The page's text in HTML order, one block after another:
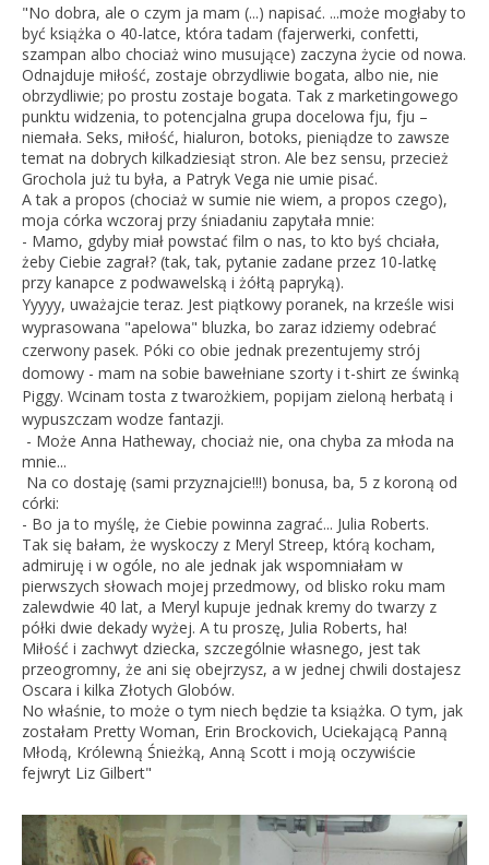
"No dobra, ale o czym ja mam (...) napisać. ...może mogłaby to
być książka o 40-latce, która tadam (fajerwerki, confetti,
szampan albo chociaż wino musujące) zaczyna życie od nowa.
Odnajduje miłość, zostaje obrzydliwie bogata, albo nie, nie
obrzydliwie; po prostu zostaje bogata. Tak z marketingowego
punktu widzenia, to potencjalna grupa docelowa fju, fju –
niemała. Seks, miłość, hialuron, botoks, pieniądze to zawsze
temat na dobrych kilkadziesiąt stron. Ale bez sensu, przecież
Grochola już tu była, a Patryk Vega nie umie pisać.
A tak a propos (chociaż w sumie nie wiem, a propos czego),
moja córka wczoraj przy śniadaniu zapytała mnie:
- Mamo, gdyby miał powstać film o nas, to kto byś chciała,
żeby Ciebie zagrał? (tak, tak, pytanie zadane przez 10-latkę
przy kanapce z podwawelską i żółtą papryką).
Yyyyy, uważajcie teraz. Jest piątkowy poranek, na krześle wisi
wyprasowana "apelowa" bluzka, bo zaraz idziemy odebrać
czerwony pasek. Póki co obie jednak prezentujemy strój
domowy - mam na sobie bawełniane szorty i t-shirt ze świnką
Piggy. Wcinam tosta z twarożkiem, popijam zieloną herbatą i
wypuszczam wodze fantazji.
- Może Anna Hatheway, chociaż nie, ona chyba za młoda na
mnie...
Na co dostaję (sami przyznajcie!!!) bonusa, ba, 5 z koroną od
córki:
- Bo ja to myślę, że Ciebie powinna zagrać... Julia Roberts.
Tak się bałam, że wyskoczy z Meryl Streep, którą kocham,
admiruję i w ogóle, no ale jednak jak wspomniałam w
pierwszych słowach mojej przedmowy, od blisko roku mam
zalewdwie 40 lat, a Meryl kupuje jednak kremy do twarzy z
półki dwie dekady wyżej. A tu proszę, Julia Roberts, ha!
Miłość i zachwyt dziecka, szczególnie własnego, jest tak
przeogromny, że ani się obejrzysz, a w jednej chwili dostajesz
Oscara i kilka Złotych Globów.
No właśnie, to może o tym niech będzie ta książka. O tym, jak
zostałam Pretty Woman, Erin Brockovich, Uciekającą Panną
Młodą, Królewną Śnieżką, Anną Scott i moją oczywiście
fejwryt Liz Gilbert"